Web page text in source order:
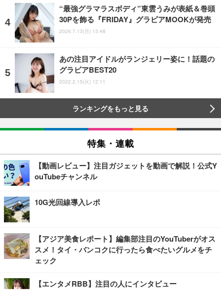
“最強グラマラスボディ”東雲うみが表紙＆巻頭
30Pを飾る『FRIDAY』グラビアMOOKが発売
2026.7.13(月) 13:48
あの注目アイドルがランジェリー姿に！話題の
グラビアBEST20
2022.2.15(火) 12:11
ランキングをもっと見る
特集・連載
【動画レビュー】注目ガジェットを動画で解説！公式Y
ouTubeチャンネル
10G光回線導入レポ
【アジア美食レポート】編集部注目のYouTuberがオス
スメ！タイ・バンコクに行ったら食べたいグルメをチ
ェック
【エンタメRBB】注目の人にインタビュー